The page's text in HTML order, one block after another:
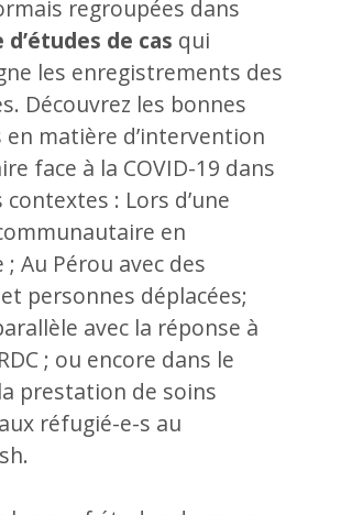
regroupées dans
de cas qui
les enregistrements des
Découvrez les bonnes
matière d’intervention
face à la COVID-19 dans
: Lors d’une
en
; Au Pérou avec des
personnes déplacées;
avec la réponse à
; ou encore dans le
prestation de soins
réfugié-e-s au